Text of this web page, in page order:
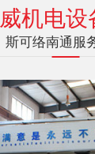
机电设
斯可络南通服